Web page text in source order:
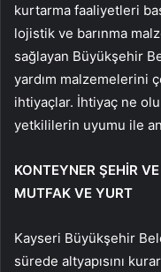
kurtarma faaliyetleri
lojistik ve barınma
sağlayan Büyükşehir
yardım malzemelerini
ihtiyaçlar. İhtiyaç ne
yetkililerin uyumu ile
KONTEYNER ŞEHİR
MUTFAK VE YURT
Kayseri Büyükşehir
sürede altyapısını